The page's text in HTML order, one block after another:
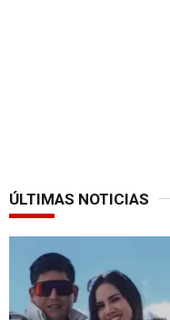
ÚLTIMAS NOTICIAS